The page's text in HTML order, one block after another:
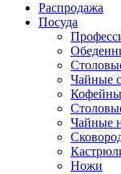
Распродажа
Посуда
Чайные
Чайные
Ножи